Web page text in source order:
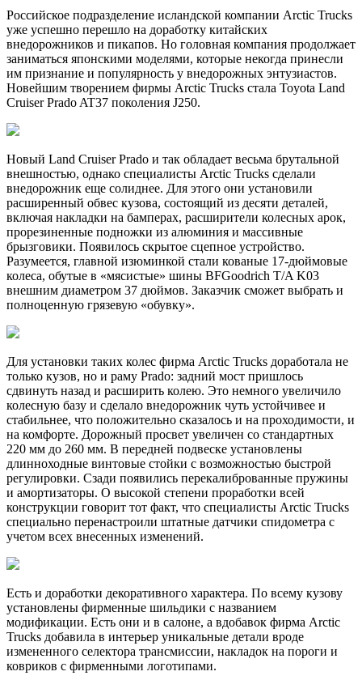
Российское подразделение исландской компании Arctic Trucks
уже успешно перешло на доработку китайских
внедорожников и пикапов. Но головная компания продолжает
заниматься японскими моделями, которые некогда принесли
им признание и популярность у внедорожных энтузиастов.
Новейшим творением фирмы Arctic Trucks стала Toyota Land
Cruiser Prado AT37 поколения J250.
Новый Land Cruiser Prado и так обладает весьма брутальной
внешностью, однако специалисты Arctic Trucks сделали
внедорожник еще солиднее. Для этого они установили
расширенный обвес кузова, состоящий из десяти деталей,
включая накладки на бамперах, расширители колесных арок,
прорезиненные подножки из алюминия и массивные
брызговики. Появилось скрытое сцепное устройство.
Разумеется, главной изюминкой стали кованые 17-дюймовые
колеса, обутые в «мясистые» шины BFGoodrich T/A K03
внешним диаметром 37 дюймов. Заказчик сможет выбрать и
полноценную грязевую «обувку».
Для установки таких колес фирма Arctic Trucks доработала не
только кузов, но и раму Prado: задний мост пришлось
сдвинуть назад и расширить колею. Это немного увеличило
колесную базу и сделало внедорожник чуть устойчивее и
стабильнее, что положительно сказалось и на проходимости, и
на комфорте. Дорожный просвет увеличен со стандартных
220 мм до 260 мм. В передней подвеске установлены
длинноходные винтовые стойки с возможностью быстрой
регулировки. Сзади появились перекалиброванные пружины
и амортизаторы. О высокой степени проработки всей
конструкции говорит тот факт, что специалисты Arctic Trucks
специально перенастроили штатные датчики спидометра с
учетом всех внесенных изменений.
Есть и доработки декоративного характера. По всему кузову
установлены фирменные шильдики с названием
модификации. Есть они и в салоне, а вдобавок фирма Arctic
Trucks добавила в интерьер уникальные детали вроде
измененного селектора трансмиссии, накладок на пороги и
ковриков с фирменными логотипами.